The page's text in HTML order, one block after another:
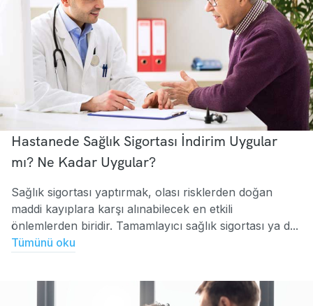
Hastanede Sağlık Sigortası İndirim Uygular
mı? Ne Kadar Uygular?
Sağlık sigortası yaptırmak, olası risklerden doğan
maddi kayıplara karşı alınabilecek en etkili
önlemlerden biridir. Tamamlayıcı sağlık sigortası ya d...
Tümünü oku